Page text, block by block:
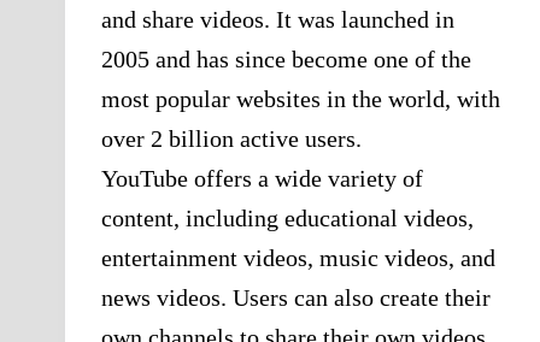
and share videos. It was launched in
2005 and has since become one of the
most popular websites in the world, with
over 2 billion active users.
YouTube offers a wide variety of
content, including educational videos,
entertainment videos, music videos, and
news videos. Users can also create their